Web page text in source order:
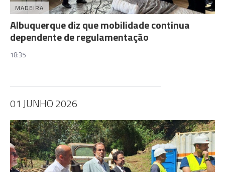
MADEIRA
Albuquerque diz que mobilidade continua
dependente de regulamentação
18:35
01 JUNHO 2026